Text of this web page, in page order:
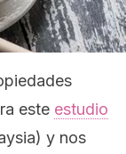
este estudio
y nos